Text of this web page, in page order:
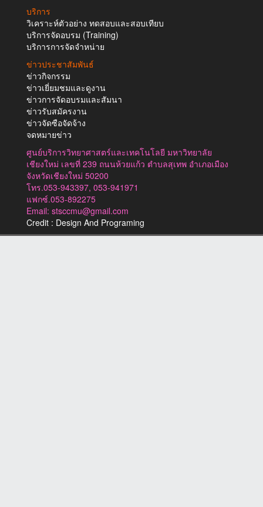
บริการ
วิเคราะห์ตัวอย่าง ทดสอบและสอบเทียบ
บริการจัดอบรม (Training)
บริการการจัดจำหน่าย
ข่าวประชาสัมพันธ์
ข่าวกิจกรรม
ข่าวเยี่ยมชมและดูงาน
ข่าวการจัดอบรมและสัมนา
ข่าวรับสมัครงาน
ข่าวจัดซือจัดจ้าง
จดหมายข่าว
ศูนย์บริการวิทยาศาสตร์และเทคโนโลยี มหาวิทยาลัย
เชียงใหม่ เลขที่ 239 ถนนห้วยแก้ว ตำบลสุเทพ อำเภอเมือง
จังหวัดเชียงใหม่ 50200
โทร.053-943397, 053-941971
แฟกซ์.053-892275
Email: stsccmu@gmail.com
Credit : Design And Programing